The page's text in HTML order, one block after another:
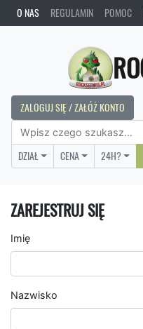
O NAS REGULAMIN POMOC
ZALOGUJ SIĘ / ZAŁÓŻ KONTO
DZIAŁ CENA 24H?
ZAREJESTRUJ SIĘ
Imię
Nazwisko